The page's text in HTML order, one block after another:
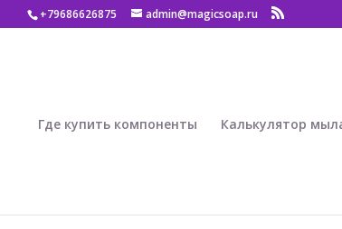
+79686626875 admin@magicsoap.ru
Где купить компоненты Калькулятор